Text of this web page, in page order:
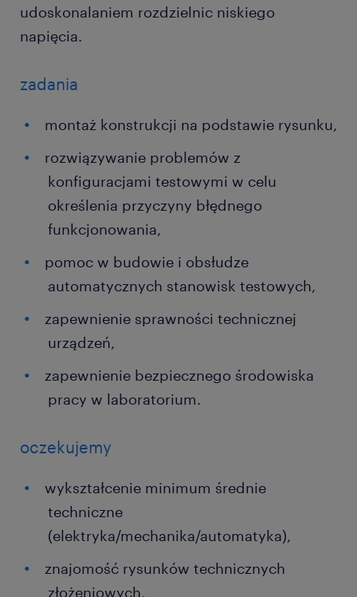
udoskonalaniem rozdzielnic niskiego
napięcia.
zadania
montaż konstrukcji na podstawie rysunku,
rozwiązywanie problemów z
konfiguracjami testowymi w celu
określenia przyczyny błędnego
funkcjonowania,
pomoc w budowie i obsłudze
automatycznych stanowisk testowych,
zapewnienie sprawności technicznej
urządzeń,
zapewnienie bezpiecznego środowiska
pracy w laboratorium.
oczekujemy
wykształcenie minimum średnie
techniczne
(elektryka/mechanika/automatyka),
znajomość rysunków technicznych
złożeniowych,